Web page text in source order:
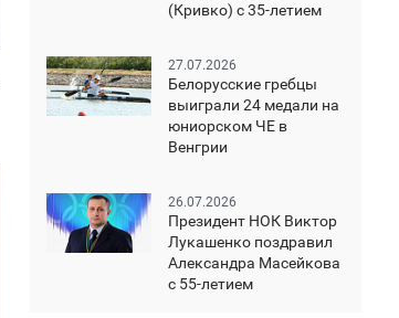
(Кривко) с 35-летием
27.07.2026
Белорусские гребцы
выиграли 24 медали на
юниорском ЧЕ в
Венгрии
26.07.2026
Президент НОК Виктор
Лукашенко поздравил
Александра Масейкова
с 55-летием